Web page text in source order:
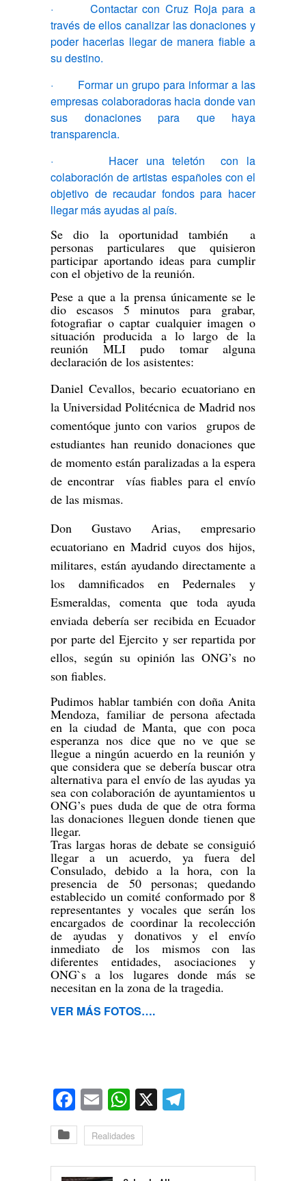
· Contactar con Cruz Roja para a
través de ellos canalizar las donaciones y
poder hacerlas llegar de manera fiable a
su destino.
· Formar un grupo para informar a las
empresas colaboradoras hacia donde van
sus donaciones para que haya
transparencia.
· Hacer una teletón con la
colaboración de artistas españoles con el
objetivo de recaudar fondos para hacer
llegar más ayudas al país.
Se dio la oportunidad también a
personas particulares que quisieron
participar aportando ideas para cumplir
con el objetivo de la reunión.
Pese a que a la prensa únicamente se le
dio escasos 5 minutos para grabar,
fotografiar o captar cualquier imagen o
situación producida a lo largo de la
reunión MLI pudo tomar alguna
declaración de los asistentes:
Daniel Cevallos, becario ecuatoriano en
la Universidad Politécnica de Madrid nos
comentóque junto con varios grupos de
estudiantes han reunido donaciones que
de momento están paralizadas a la espera
de encontrar vías fiables para el envío
de las mismas.
Don Gustavo Arias, empresario
ecuatoriano en Madrid cuyos dos hijos,
militares, están ayudando directamente a
los damnificados en Pedernales y
Esmeraldas, comenta que toda ayuda
enviada debería ser recibida en Ecuador
por parte del Ejercito y ser repartida por
ellos, según su opinión las ONG’s no
son fiables.
Pudimos hablar también con doña Anita
Mendoza, familiar de persona afectada
en la ciudad de Manta, que con poca
esperanza nos dice que no ve que se
llegue a ningún acuerdo en la reunión y
que considera que se debería buscar otra
alternativa para el envío de las ayudas ya
sea con colaboración de ayuntamientos u
ONG’s pues duda de que de otra forma
las donaciones lleguen donde tienen que
llegar.
Tras largas horas de debate se consiguió
llegar a un acuerdo, ya fuera del
Consulado, debido a la hora, con la
presencia de 50 personas; quedando
establecido un comité conformado por 8
representantes y vocales que serán los
encargados de coordinar la recolección
de ayudas y donativos y el envío
inmediato de los mismos con las
diferentes entidades, asociaciones y
ONG`s a los lugares donde más se
necesitan en la zona de la tragedia.
VER MÁS FOTOS….
Facebook
EmailWhatsApp
X
Realidades